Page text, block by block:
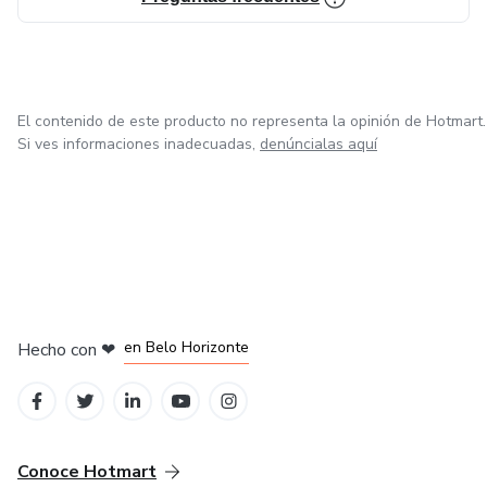
He trabajado con más de 90 proveedores
El contenido de este producto no representa la opinión de Hotmart.
Si ves informaciones inadecuadas, denúncialas aquí
Hecho con ❤ en Belo Horizonte
Conoce Hotmart